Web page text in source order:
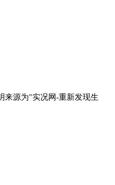
来源为"实况网-重新发现生